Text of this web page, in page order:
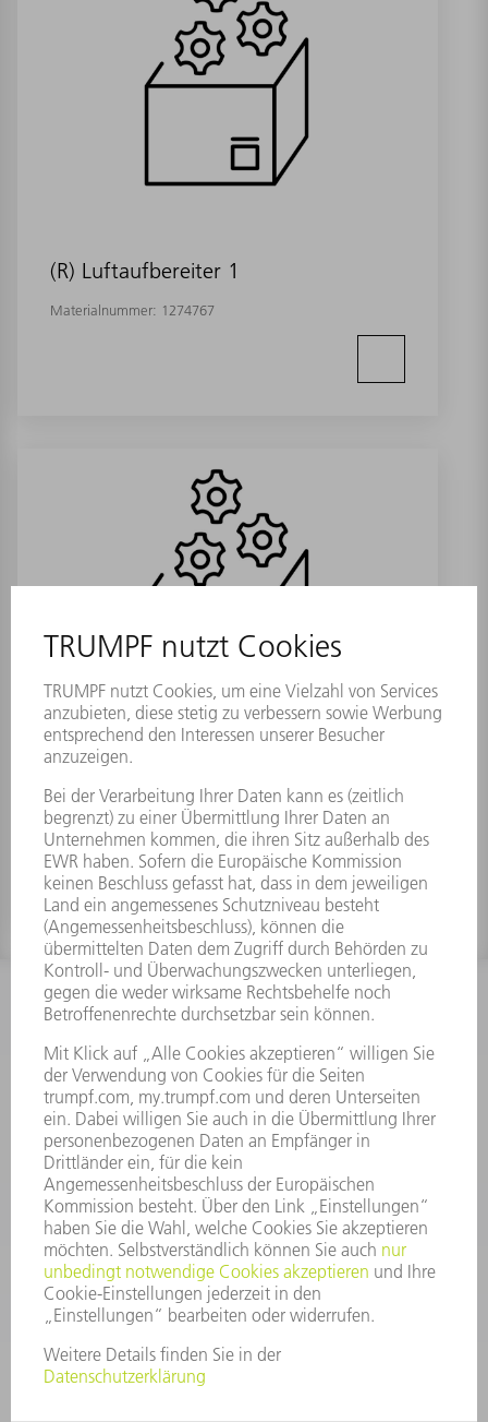
(R) Luftaufbereiter 1
Materialnummer: 1274767
(R) Luftaufbereiter 2
Materialnummer:1941600
INFORMATION
Häufig gestellte Fragen
Allgemeine Geschäftsbedingungen
KONTAKT
After Sales
+43722160396550
Mo - Do: 08:00 -17:30 Uhr
Fr: 08:00 -16:30 Uhr
ersatzteile@at.trumpf.com